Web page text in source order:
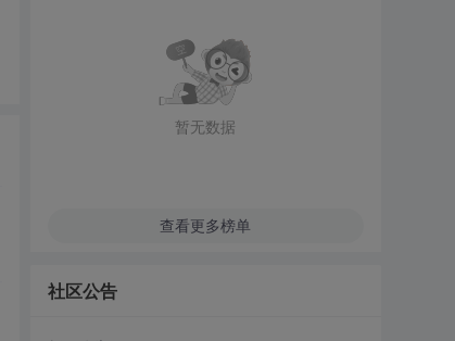
暂无数据
查看更多榜单
社区公告